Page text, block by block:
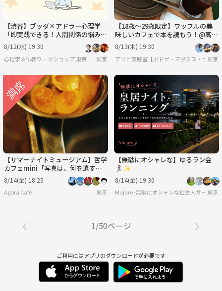
【渋谷】ブッダ×アドラー心理学
「即実践できる！人間関係の悩み解
決法」ワークショップ‐東京
8/12(水) 19:30
心理学＆仏教ワークショップ 東京 東京
【18歳〜29歳限定】ワッフルの美
味しいカフェで本を読もう！@高輪
ゲートウェイ
8/13(木) 19:30
アソビ実験室【ボドゲ・マダミス・サバゲ
東京
【サマーナイトミュージアム】哲学
カフェmini「写真は、何を遺すの
か？」@ 東京写真美術館※年齢制
限有
8/14(金) 18:25
Agora Café 東京
【無駄にオシャレな】ゆるラン会
🏃‍♀️✨
8/14(金) 19:30
Mujare -無駄にオシャレな社会人サークル-
東京
1/50ページ
ご利用にはアプリのダウンロードが必要です